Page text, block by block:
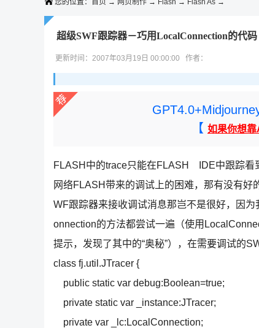
您的位置： 首页 → 网页制作 → Flash → Flash As →
超级SWF跟踪器－巧用LocalConnection的代码
更新时间：2007年03月19日 00:00:00 作者：
【 如果你想靠
FLASH中的trace只能在FLASH IDE中跟踪看
网络FLASH带来的调试上的困难，那有没有
WF跟踪器来接收调试消息那岂不是很好，因
onnection的方法都尝试一遍（使用
提示，发现了其中的“奥秘”），在需要调试的
class fj.util.JTracer {
public static var debug:Boolean=true;
private static var _instance:JTracer;
private var _lc:LocalConnection;